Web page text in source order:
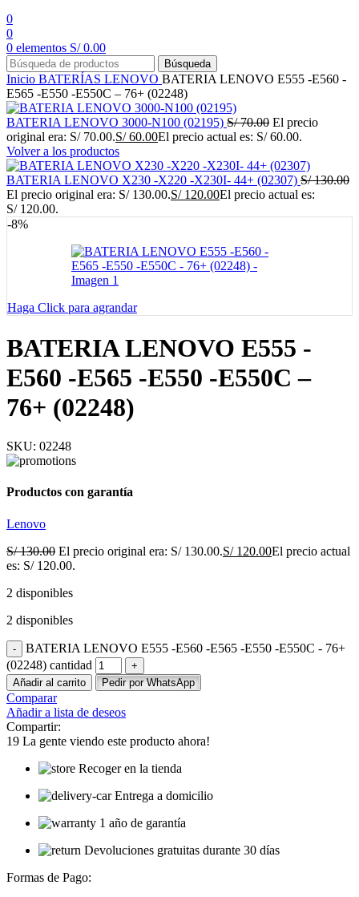
0
0
0 elementos S/0.00
Búsqueda
Inicio BATERÍAS LENOVO BATERIA LENOVO E555 -E560 -
E565 -E550 -E550C – 76+ (02248)
BATERIA LENOVO 3000-N100 (02195) S/70.00 El precio
original era: S/ 70.00.S/60.00El precio actual es: S/ 60.00.
Volver a los productos
BATERIA LENOVO X230 -X220 -X230I- 44+ (02307) S/130.00
El precio original era: S/ 130.00.S/120.00El precio actual es:
S/ 120.00.
-8%
Haga Click para agrandar
BATERIA LENOVO E555 -
E560 -E565 -E550 -E550C –
76+ (02248)
SKU: 02248
Productos con garantía
Lenovo
S/130.00 El precio original era: S/ 130.00.S/120.00El precio actual
es: S/ 120.00.
2 disponibles
2 disponibles
BATERIA LENOVO E555 -E560 -E565 -E550 -E550C - 76+
(02248) cantidad
Añadir al carrito Pedir por WhatsApp
Comparar
Añadir a lista de deseos
Compartir:
19 La gente viendo este producto ahora!
Recoger en la tienda
Entrega a domicilio
1 año de garantía
Devoluciones gratuitas durante 30 días
Formas de Pago: